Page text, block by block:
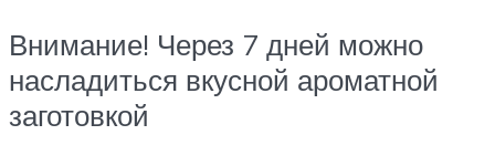
Внимание! Через 7 дней можно
насладиться вкусной ароматной
заготовкой